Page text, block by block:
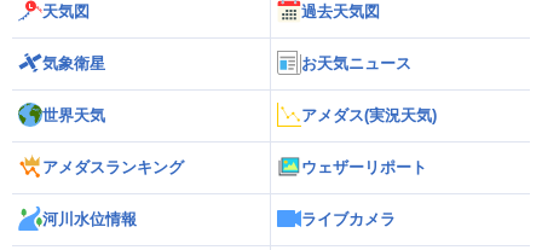
天気図 過去天気図
気象衛星 お天気ニュース
世界天気 アメダス(実況天気)
アメダスランキング ウェザーリポート
河川水位情報 ライブカメラ